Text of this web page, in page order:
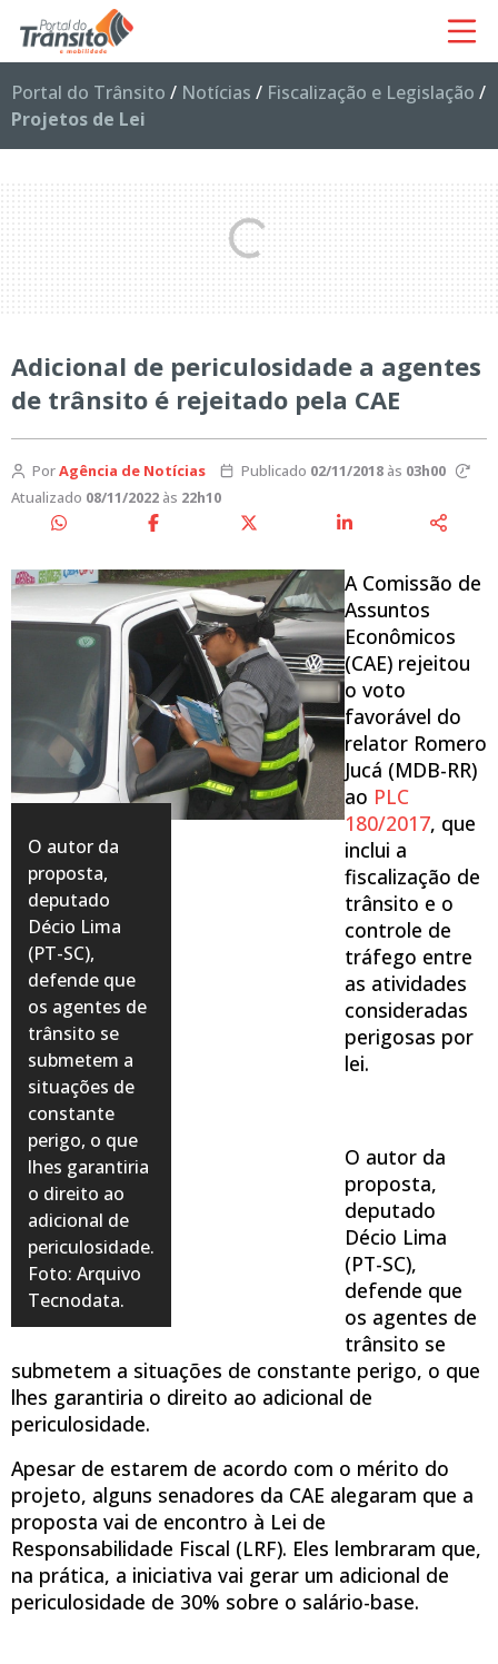
Portal do Trânsito / Notícias / Fiscalização e Legislação /
Projetos de Lei
Adicional de periculosidade a agentes
de trânsito é rejeitado pela CAE
PorAgência de Notícias Publicado 02/11/2018às 03h00
Atualizado 08/11/2022 às 22h10
O autor da
proposta,
deputado
Décio Lima
(PT-SC),
defende que
os agentes de
trânsito se
submetem a
situações de
constante
perigo, o que
lhes garantiria
o direito ao
adicional de
periculosidade.
Foto: Arquivo
Tecnodata.
A Comissão de
Assuntos
Econômicos
(CAE) rejeitou
o voto
favorável do
relator Romero
Jucá (MDB-RR)
ao PLC
180/2017, que
inclui a
fiscalização de
trânsito e o
controle de
tráfego entre
as atividades
consideradas
perigosas por
lei.
O autor da
proposta,
deputado
Décio Lima
(PT-SC),
defende que
os agentes de
trânsito se
submetem a situações de constante perigo, o que
lhes garantiria o direito ao adicional de
periculosidade.
Apesar de estarem de acordo com o mérito do
projeto, alguns senadores da CAE alegaram que a
proposta vai de encontro à Lei de
Responsabilidade Fiscal (LRF). Eles lembraram que,
na prática, a iniciativa vai gerar um adicional de
periculosidade de 30% sobre o salário-base.